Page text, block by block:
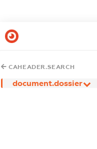
CAHEADER.SEARCH
document.dossier